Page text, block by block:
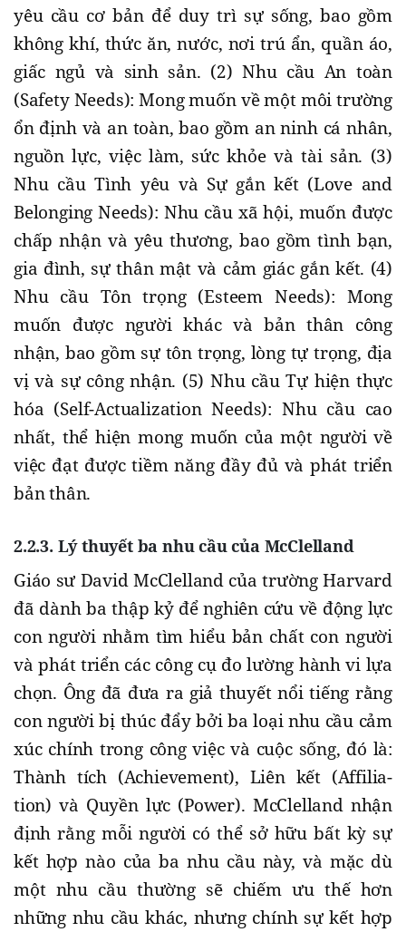
yêu cầu cơ bản để duy trì sự sống, bao gồm
không khí, thức ăn, nước, nơi trú ẩn, quần áo,
giấc ngủ và sinh sản. (2) Nhu cầu An toàn
(Safety Needs): Mong muốn về một môi trường
ổn định và an toàn, bao gồm an ninh cá nhân,
nguồn lực, việc làm, sức khỏe và tài sản. (3)
Nhu cầu Tình yêu và Sự gắn kết (Love and
Belonging Needs): Nhu cầu xã hội, muốn được
chấp nhận và yêu thương, bao gồm tình bạn,
gia đình, sự thân mật và cảm giác gắn kết. (4)
Nhu cầu Tôn trọng (Esteem Needs): Mong
muốn được người khác và bản thân công
nhận, bao gồm sự tôn trọng, lòng tự trọng, địa
vị và sự công nhận. (5) Nhu cầu Tự hiện thực
hóa (Self-Actualization Needs): Nhu cầu cao
nhất, thể hiện mong muốn của một người về
việc đạt được tiềm năng đầy đủ và phát triển
bản thân.
2.2.3. Lý thuyết ba nhu cầu của McClelland
Giáo sư David McClelland của trường Harvard
đã dành ba thập kỷ để nghiên cứu về động lực
con người nhằm tìm hiểu bản chất con người
và phát triển các công cụ đo lường hành vi lựa
chọn. Ông đã đưa ra giả thuyết nổi tiếng rằng
con người bị thúc đẩy bởi ba loại nhu cầu cảm
xúc chính trong công việc và cuộc sống, đó là:
Thành tích (Achievement), Liên kết (Affilia-
tion) và Quyền lực (Power). McClelland nhận
định rằng mỗi người có thể sở hữu bất kỳ sự
kết hợp nào của ba nhu cầu này, và mặc dù
một nhu cầu thường sẽ chiếm ưu thế hơn
những nhu cầu khác, nhưng chính sự kết hợp